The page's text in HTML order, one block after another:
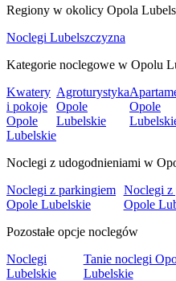
Regiony w okolicy Opola
Noclegi Lubelszczyzna
Kategorie noclegowe w Opolu
Kwatery
i pokoje
Opole
Lubelskie
Agroturystyka
Opole
Lubelskie
Opole
Noclegi z udogodnieniami w
Noclegi z parkingiem
Opole Lubelskie
Noclegi z
Opole
Pozostałe opcje noclegów
Noclegi
Lubelskie
Tanie noclegi
Lubelskie